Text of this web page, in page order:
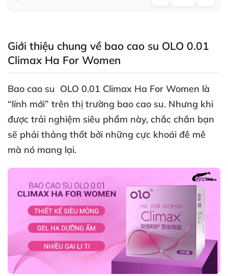
Giới thiệu chung về bao cao su OLO 0.01
Climax Ha For Women
Bao cao su OLO 0.01 Climax Ha For Women là
“lính mới” trên thị trường bao cao su. Nhưng khi
được trải nghiệm siêu phẩm này, chắc chắn bạn
sẽ phải thảng thốt bởi những cực khoái đê mê
mà nó mang lại.